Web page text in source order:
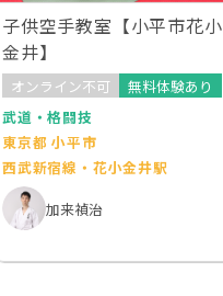
子供空手教室【小平市花小
金井】
オンライン不可
無料体験あり
武道・格闘技
東京都 小平市
西武新宿線・花小金井駅
加来禎治